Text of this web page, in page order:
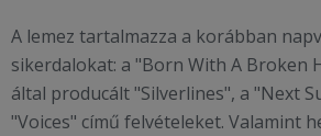
A lemez tartalmazza a korábban
sikerdalokat: a "Born With A Broken
által producált "Silverlines", a "Next
"Voices" című felvételeket. Valamint